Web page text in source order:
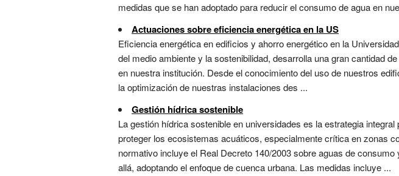
medidas que se han adoptado para reducir el consumo de agua en
Actuaciones sobre eficiencia energética en la US
Eficiencia energética en edificios y ahorro energético en la
del medio ambiente y la sostenibilidad, desarrolla una gran cantidad
en nuestra institución. Desde el conocimiento del uso de nuestros
la optimización de nuestras instalaciones des ...
Gestión hídrica sostenible
La gestión hídrica sostenible en universidades es la estrategia
proteger los ecosistemas acuáticos, especialmente crítica en zonas
normativo incluye el Real Decreto 140/2003 sobre aguas de
allá, adoptando el enfoque de cuenca urbana. Las medidas incluye ...